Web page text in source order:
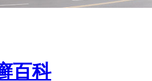
百科